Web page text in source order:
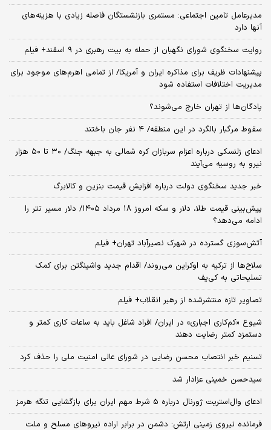
مدیرعامل تامین اجتماعی: مستمری بازنشستگان فاصله زیادی با هزینه‌های
آنها دارد
روایت سخنگوی شورای نگهبان از حمله به بیت رهبری در ۹ اسفند+ فیلم
پیشنهادات ظریف برای مذاکره ایران و آمریکا/ از تمامی اهرم‌های موجود برای
مدیریت اختلافات استفاده شود
پادگان‌ها از تهران خارج می‌شوند؟
سقوط مرگبار بالگرد در این منطقه/ ۴ نفر جان باختند
ادعای زلنسکی درباره اعزام سربازان کره شمالی به جبهه جنگ/ ۳۰ تا ۵۰ هزار
نیرو به روسیه می‌آیند
خبر جدید سخنگوی دولت درباره افزایش قیمت بنزین و کالابرگ
پیش‌بینی قیمت طلا، دلار و سکه امروز ۱۸ مرداد ۱۴۰۵/ دلار مسیر تتر را
ادامه می‌دهد؟
آتش‌سوزی گسترده در شهرک نصیرآباد تهران+ فیلم
سلاح‌ها از ترکیه به اوکراین می‌روند/ اقدام جدید واشینگتن برای کمک
تسلیحاتی به کی‌یف
تصاویر تازه منتشرشده از رهبر انقلاب+ فیلم
شیوع «کم‌کاری اجباری» در ایران/ افراد شاغل باید به ساعات کاری کمتر و
دستمزد کمتر رضایت دهند
تسنیم خبر انتصاب محسن رضایی در شورای عالی امنیت ملی را حذف کرد
سیدحسن خمینی عزادار شد
ادعای وال‌استریت ژورنال درباره 5 شرط مهم ایران برای بازگشایی تنگه هرمز
فرمانده نیروی زمینی ارتش: دشمن در برابر اراده نیروهای مسلح و ملت